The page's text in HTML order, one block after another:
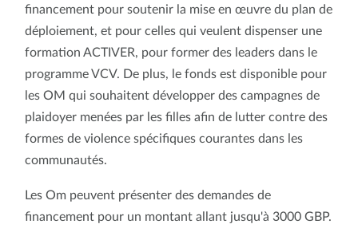
financement pour soutenir la mise en œuvre du plan de
déploiement, et pour celles qui veulent dispenser une
formation ACTIVER, pour former des leaders dans le
programme VCV. De plus, le fonds est disponible pour
les OM qui souhaitent développer des campagnes de
plaidoyer menées par les filles afin de lutter contre des
formes de violence spécifiques courantes dans les
communautés.
Les Om peuvent présenter des demandes de
financement pour un montant allant jusqu'à 3000 GBP.